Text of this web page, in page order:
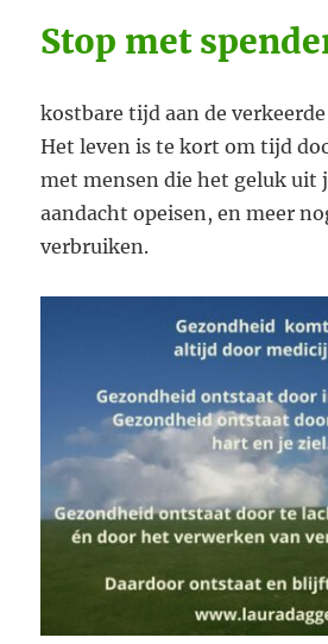
het
afgelopen
overkomen
is
Stop met
kostbare tijd aan de
Het leven is te kort om tijd
met mensen die het geluk uit
aandacht opeisen, en meer
verbruiken.